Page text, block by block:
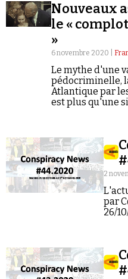
Nouveaux
le «
»
6 novembre 2020 |
Le mythe d'une
pédocriminelle,
Atlantique par
est plus qu'une
2
par
26/